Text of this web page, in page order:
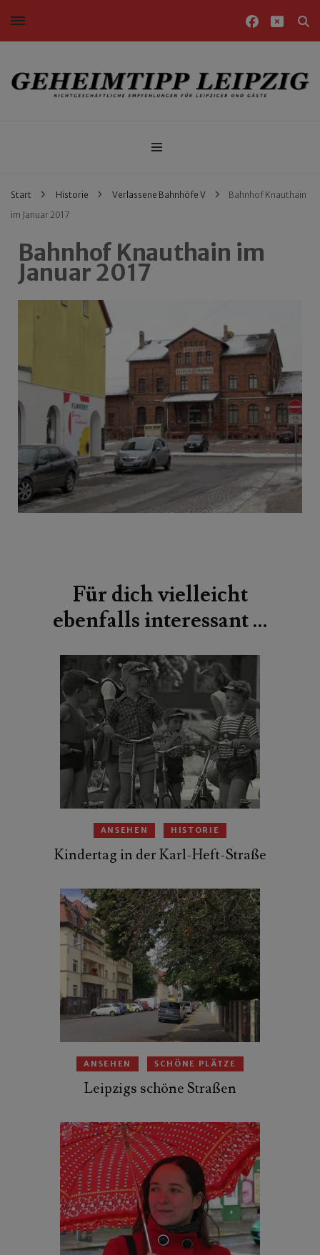
Nichtgeschäftliche Empfehlungen für Leipziger und Gäste
Start Historie Verlassene Bahnhöfe V
Bahnhof Knauthain
im Januar 2017
Bahnhof Knauthain im
Januar 2017
Für dich vielleicht
ebenfalls interessant …
ANSEHEN HISTORIE
Kindertag in der Karl-Heft-Straße
ANSEHEN SCHÖNE PLÄTZE
Leipzigs schöne Straßen